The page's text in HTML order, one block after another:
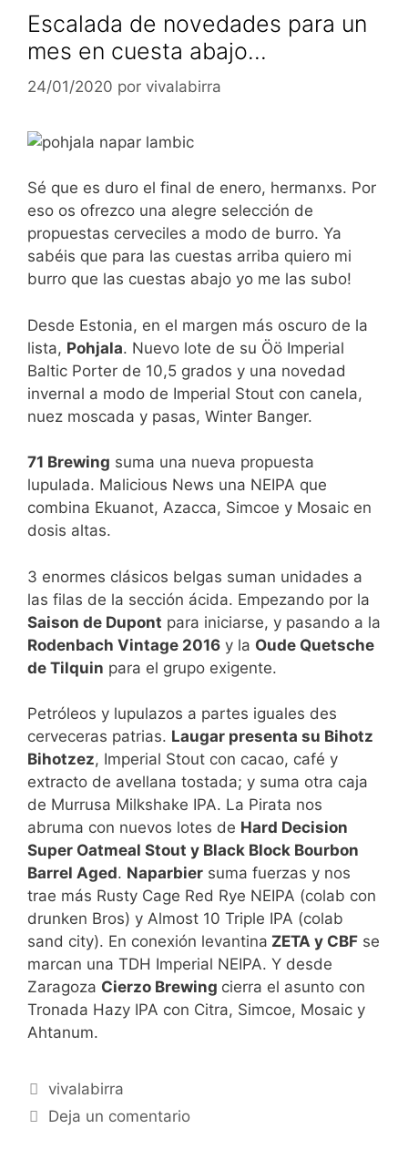
Escalada de novedades para un
mes en cuesta abajo…
24/01/2020 por vivalabirra
Sé que es duro el final de enero, hermanxs. Por
eso os ofrezco una alegre selección de
propuestas cerveciles a modo de burro. Ya
sabéis que para las cuestas arriba quiero mi
burro que las cuestas abajo yo me las subo!
Desde Estonia, en el margen más oscuro de la
lista, Pohjala. Nuevo lote de su Öö Imperial
Baltic Porter de 10,5 grados y una novedad
invernal a modo de Imperial Stout con canela,
nuez moscada y pasas, Winter Banger.
71 Brewing suma una nueva propuesta
lupulada. Malicious News una NEIPA que
combina Ekuanot, Azacca, Simcoe y Mosaic en
dosis altas.
3 enormes clásicos belgas suman unidades a
las filas de la sección ácida. Empezando por la
Saison de Dupont para iniciarse, y pasando a la
Rodenbach Vintage 2016 y la Oude Quetsche
de Tilquin para el grupo exigente.
Petróleos y lupulazos a partes iguales des
cerveceras patrias. Laugar presenta su Bihotz
Bihotzez, Imperial Stout con cacao, café y
extracto de avellana tostada; y suma otra caja
de Murrusa Milkshake IPA. La Pirata nos
abruma con nuevos lotes de Hard Decision
Super Oatmeal Stout y Black Block Bourbon
Barrel Aged. Naparbier suma fuerzas y nos
trae más Rusty Cage Red Rye NEIPA (colab con
drunken Bros) y Almost 10 Triple IPA (colab
sand city). En conexión levantina ZETA y CBF se
marcan una TDH Imperial NEIPA. Y desde
Zaragoza Cierzo Brewing cierra el asunto con
Tronada Hazy IPA con Citra, Simcoe, Mosaic y
Ahtanum.
Categorías
vivalabirra
Deja un comentario